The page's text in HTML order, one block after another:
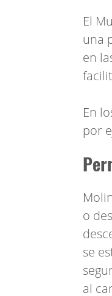
El
una
en
En
por
o
se
al